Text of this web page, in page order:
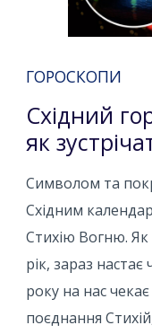
ГОРОСКОПИ
Східний
як
Символом та
Східним
Стихію Вогню. Як
рік, зараз
року на нас
поєднання